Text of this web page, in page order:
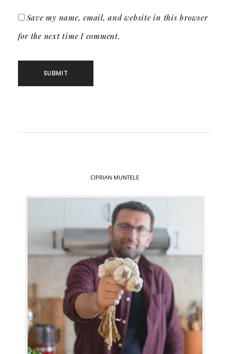
Save my name, email, and website in this browser
for the next time I comment.
CIPRIAN MUNTELE